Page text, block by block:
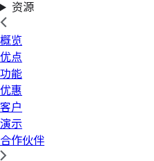
资源
概览
优点
功能
优惠
客户
演示
合作伙伴